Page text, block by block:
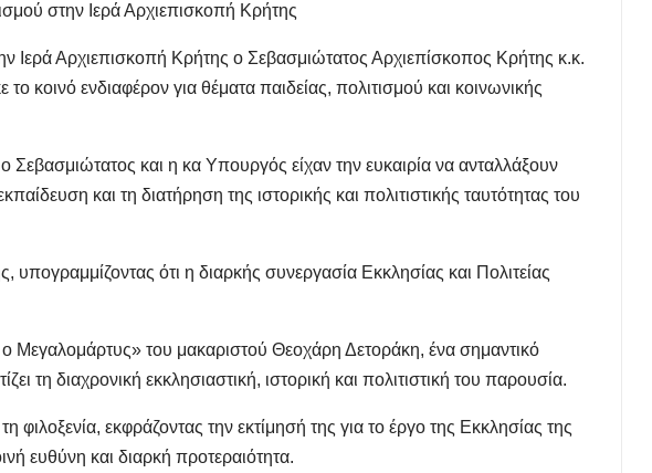
στην Ιερά Αρχιεπισκοπή Κρήτης
Αρχιεπισκοπή Κρήτης ο Σεβασμιώτατος Αρχιεπίσκοπος Κρήτης κ.κ.
κοινό ενδιαφέρον για θέματα παιδείας, πολιτισμού και κοινωνικής
Σεβασμιώτατος και η κα Υπουργός είχαν την ευκαιρία να ανταλλάξουν
και τη διατήρηση της ιστορικής και πολιτιστικής ταυτότητας του
ότι η διαρκής συνεργασία Εκκλησίας και Πολιτείας
του μακαριστού Θεοχάρη Δετοράκη, ένα σημαντικό
διαχρονική εκκλησιαστική, ιστορική και πολιτιστική του παρουσία.
εκφράζοντας την εκτίμησή της για το έργο της Εκκλησίας της
ευθύνη και διαρκή προτεραιότητα.